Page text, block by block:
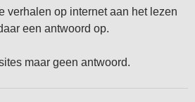
verhalen op internet aan het lezen
een antwoord op.
maar geen antwoord.